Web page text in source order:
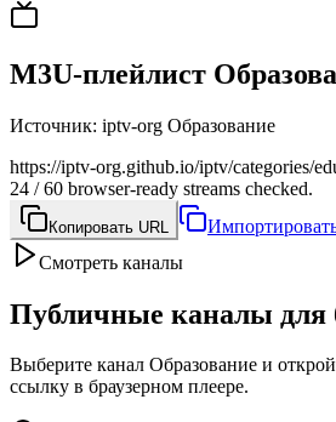
M3U-плейлист
Источник: iptv-org Образование
https://iptv-org.github.io/iptv/categories/
24 / 60 browser-ready streams checked.
Копировать URL
Смотреть каналы
Публичные каналы для
Выберите канал Образование и
ссылку в браузерном плеере.